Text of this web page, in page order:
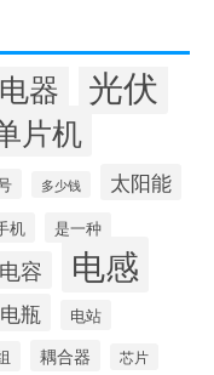
器 光伏
片机
多少钱 太阳能
机 是一种
电容 电感
电瓶 电站
耦合器 芯片